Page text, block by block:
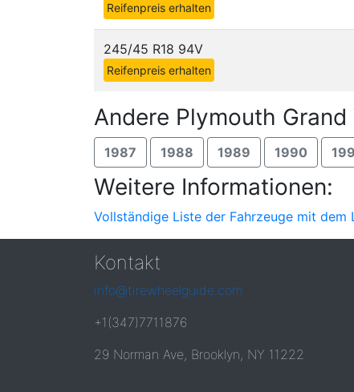
Reifenpreis erhalten
245/45 R18 94V
Reifenpreis erhalten
Andere Plymouth
1987 1988 1989 1990
Weitere Informationen:
Vollständige Liste der Fahrzeuge mit dem
Kontakt
info@tirewheelguide.com
+1(347)7711876
29 Norman Ave, Brooklyn, NY 11222